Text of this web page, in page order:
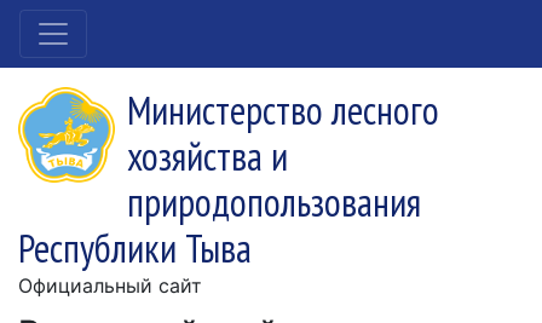
Министерство лесного
хозяйства и
природопользования
Республики Тыва
Официальный сайт